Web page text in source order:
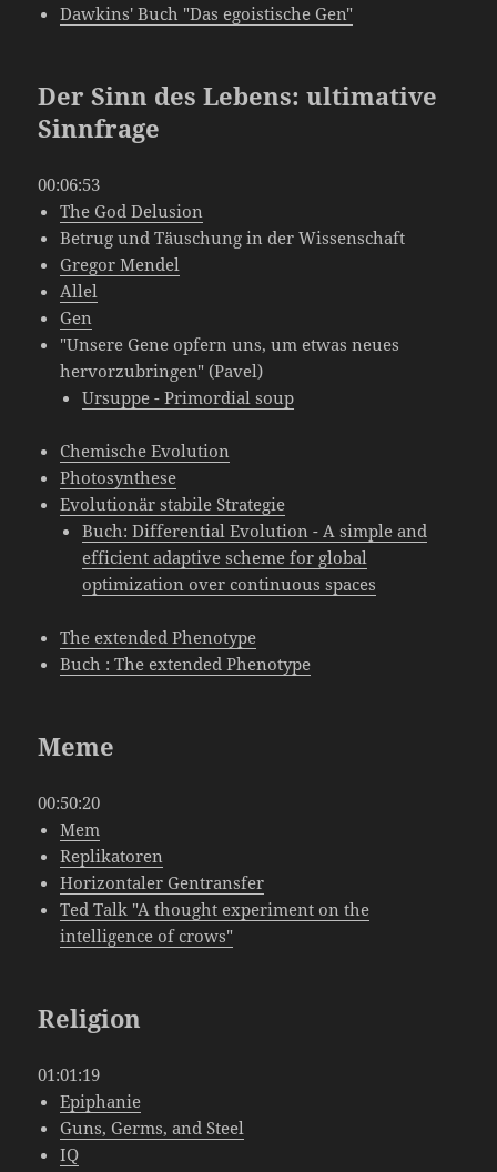
Dawkins' Buch "Das egoistische Gen"
Der Sinn des Lebens: ultimative
Sinnfrage
00:06:53
The God Delusion
Betrug und Täuschung in der Wissenschaft
Gregor Mendel
Allel
Gen
"Unsere Gene opfern uns, um etwas neues
hervorzubringen" (Pavel)
Ursuppe - Primordial soup
Chemische Evolution
Photosynthese
Evolutionär stabile Strategie
Buch: Differential Evolution - A simple and
efficient adaptive scheme for global
optimization over continuous spaces
The extended Phenotype
Buch : The extended Phenotype
Meme
00:50:20
Mem
Replikatoren
Horizontaler Gentransfer
Ted Talk "A thought experiment on the
intelligence of crows"
Religion
01:01:19
Epiphanie
Guns, Germs, and Steel
IQ